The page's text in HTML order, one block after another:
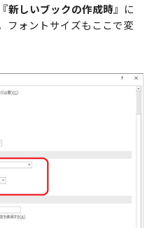
新しいブックの作成時』に
フォントサイズもここで変